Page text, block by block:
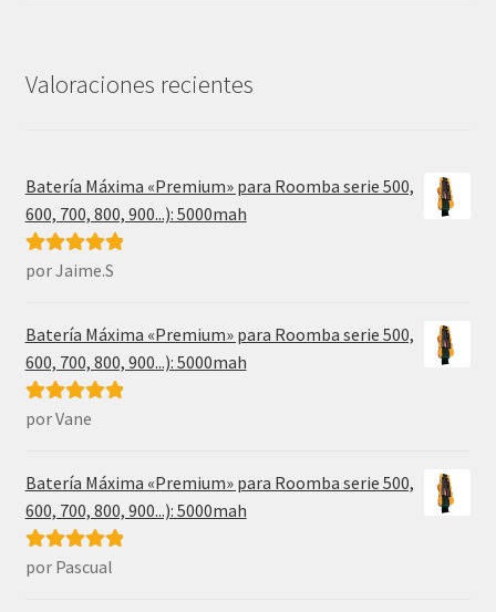
31,99€.
Valoraciones recientes
Batería Máxima «Premium» para Roomba serie 500,
600, 700, 800, 900...): 5000mah
Valorado con
por Jaime.S
Batería Máxima «Premium» para Roomba serie 500,
600, 700, 800, 900...): 5000mah
Valorado con
por Vane
Batería Máxima «Premium» para Roomba serie 500,
600, 700, 800, 900...): 5000mah
Valorado con
por Pascual